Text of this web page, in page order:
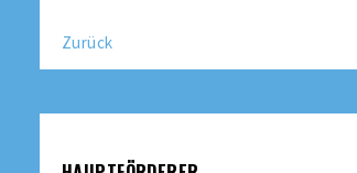
Zurück